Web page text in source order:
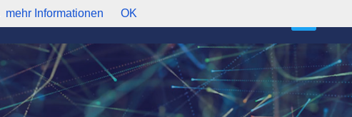
mehr Informationen OK